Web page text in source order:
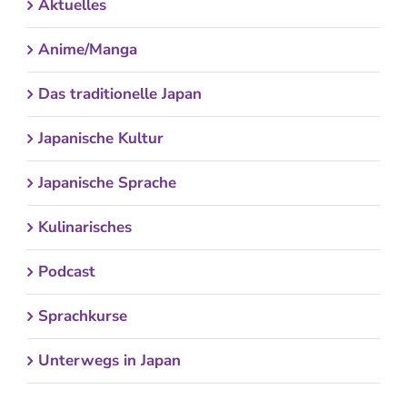
Aktuelles
Anime/Manga
Das traditionelle Japan
Japanische Kultur
Japanische Sprache
Kulinarisches
Podcast
Sprachkurse
Unterwegs in Japan